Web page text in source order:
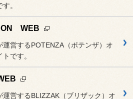
。
WEB
運営するPOTENZA（ポテンザ）オ
です。
運営するBLIZZAK（ブリザック）オ